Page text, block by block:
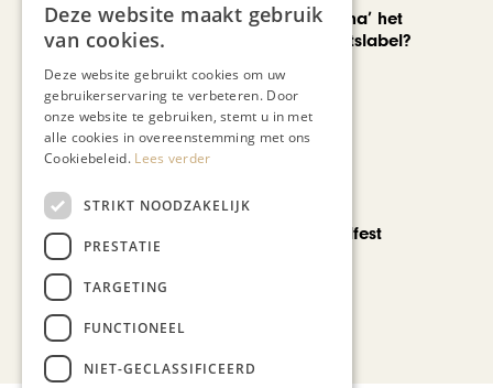
Is ‘Made in China’ het
nieuwe kwaliteitslabel?
CHAPEAU TV
Noorbeek Foodfest
Bekijk alle artikelen
Deze website maakt gebruik
van cookies.
Deze website gebruikt cookies om uw
gebruikerservaring te verbeteren. Door
onze website te gebruiken, stemt u in met
alle cookies in overeenstemming met ons
Cookiebeleid. Lees verder
STRIKT NOODZAKELIJK
PRESTATIE
TARGETING
FUNCTIONEEL
NIET-GECLASSIFICEERD